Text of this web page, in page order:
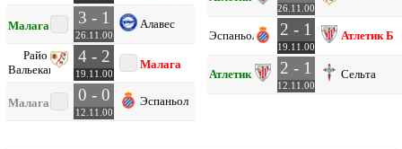
Малага 3 - 1
26.11.00
Алавес
Райо
Вальекано
4 - 2
19.11.00
Малага
Малага 0 - 0
12.11.00
Эспаньол
26.11.00
Эспаньол 2 - 1
19.11.00
Атлетик Б
Атлетик Б 2 - 1
12.11.00
Сельта